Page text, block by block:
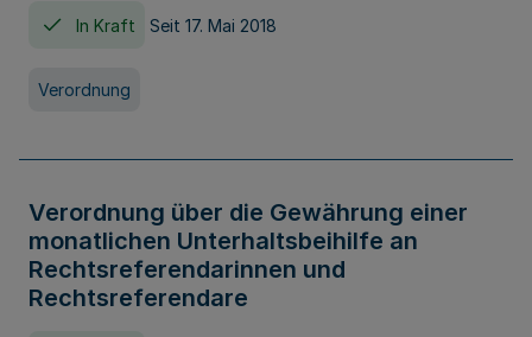
In Kraft Seit 17. Mai 2018
Verordnung
Verordnung über die Gewährung einer
monatlichen Unterhaltsbeihilfe an
Rechtsreferendarinnen und
Rechtsreferendare